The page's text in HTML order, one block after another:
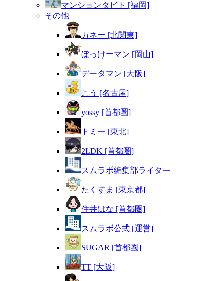
マンションタビト [福岡]
その他
カネー [北関東]
ぼっけーマン [岡山]
データマン [大阪]
こう [名古屋]
yossy [首都圏]
トミー [東北]
2LDK [首都圏]
スムラボ編集部ライター
たくすま [東京都]
住井はな [首都圏]
スムラボ公式 [運営]
SUGAR [首都圏]
TT [大阪]